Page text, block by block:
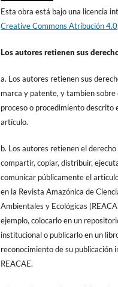
Esta obra está bajo una licencia
Creative Commons Atribución 4.0.
Los autores retienen sus
a. Los autores retienen sus
marca y patente, y tambien sobre
proceso o procedimiento descrito
artículo.
b. Los autores retienen el derecho
compartir, copiar, distribuir,
comunicar públicamente el
en la Revista Amazónica de
Ambientales y Ecológicas
ejemplo, colocarlo en un
institucional o publicarlo en un
reconocimiento de su publicación
REACAE.